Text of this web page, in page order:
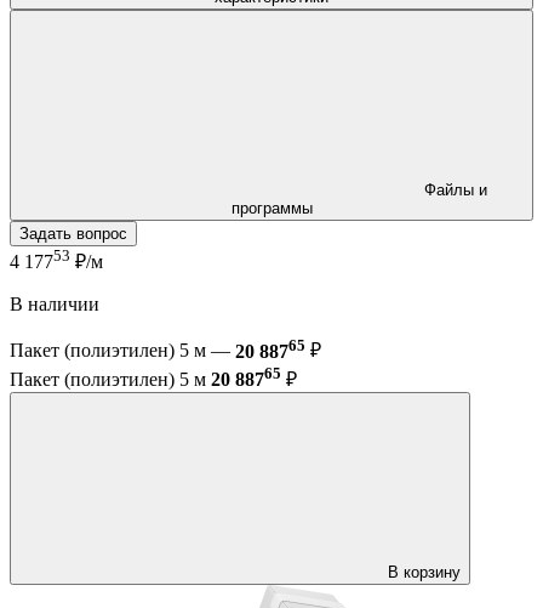
программы
Задать вопрос
4 17753 ₽/м
В наличии
Пакет (полиэтилен) 5 м — 20 88765 ₽
Пакет (полиэтилен) 5 м 20 88765 ₽
В корзину